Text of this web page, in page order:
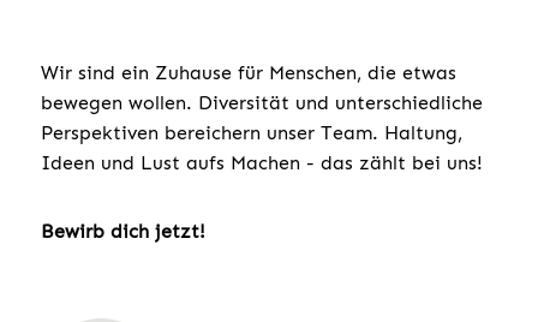
Wir sind ein Zuhause für Menschen, die etwas
bewegen wollen. Diversität und unterschiedliche
Perspektiven bereichern unser Team. Haltung,
Ideen und Lust aufs Machen - das zählt bei uns!
Bewirb dich jetzt!